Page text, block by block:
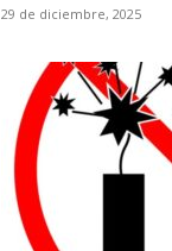
29 de diciembre, 2025